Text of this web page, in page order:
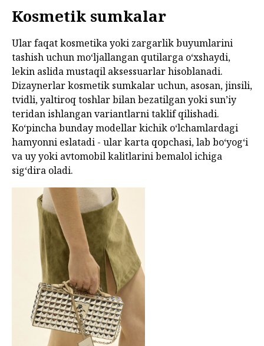
Kosmetik sumkalar
Ular faqat kosmetika yoki zargarlik buyumlarini
tashish uchun mo‘ljallangan qutilarga o‘xshaydi,
lekin aslida mustaqil aksessuarlar hisoblanadi.
Dizaynerlar kosmetik sumkalar uchun, asosan, jinsili,
tvidli, yaltiroq toshlar bilan bezatilgan yoki sun’iy
teridan ishlangan variantlarni taklif qilishadi.
Ko‘pincha bunday modellar kichik o‘lchamlardagi
hamyonni eslatadi - ular karta qopchasi, lab bo‘yog‘i
va uy yoki avtomobil kalitlarini bemalol ichiga
sig‘dira oladi.